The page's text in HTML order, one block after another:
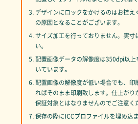
3. デザインにロックをかけるのはお控え
の原因となることがございます。
4. サイズ加工を行っておりません。実寸
い。
5. 配置画像データの解像度は350dpi以
いています。
6. 配置画像の解像度が低い場合でも、印
ればそのまま印刷致します。仕上がり
保証対象とはなりませんのでご注意く
7. 保存の際にICCプロファイルを埋め込